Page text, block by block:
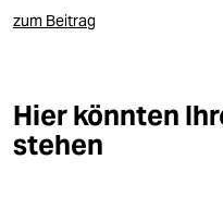
zum Beitrag
Hier könnten
stehen